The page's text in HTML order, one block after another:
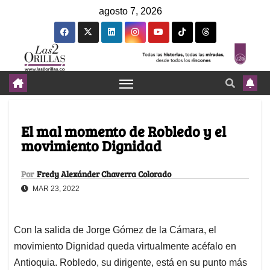
agosto 7, 2026
El mal momento de Robledo y el
movimiento Dignidad
Por Fredy Alexánder Chaverra Colorado
MAR 23, 2022
Con la salida de Jorge Gómez de la Cámara, el
movimiento Dignidad queda virtualmente acéfalo en
Antioquia. Robledo, su dirigente, está en su punto más